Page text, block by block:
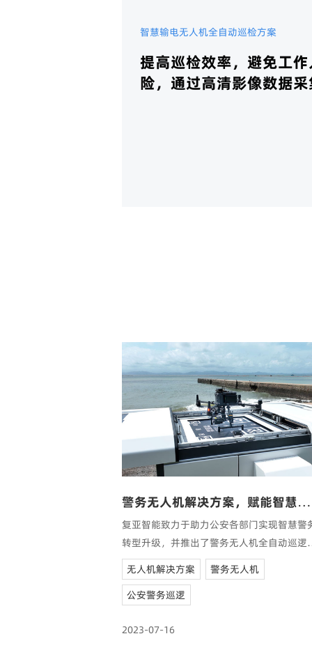
智慧输电无人机全自动巡检方案
提高巡检效率，避免工
险，通过高清影像数据
警务无人机解决方案，赋能智慧警务高度发展
复亚智能致力于助力公安各部门实现智慧警
转型升级，并推出了警务无人机全自动巡逻
案。
无人机解决方案
警务无人机
公安警务巡逻
2023-07-16